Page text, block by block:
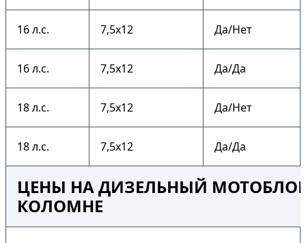
16 л.с. 7,5х12 Да/Нет
16 л.с. 7,5х12 Да/Да
18 л.с. 7,5х12 Да/Нет
18 л.с. 7,5х12 Да/Да
ЦЕНЫ НА ДИЗЕЛЬНЫЙ МОТОБЛОК
КОЛОМНЕ